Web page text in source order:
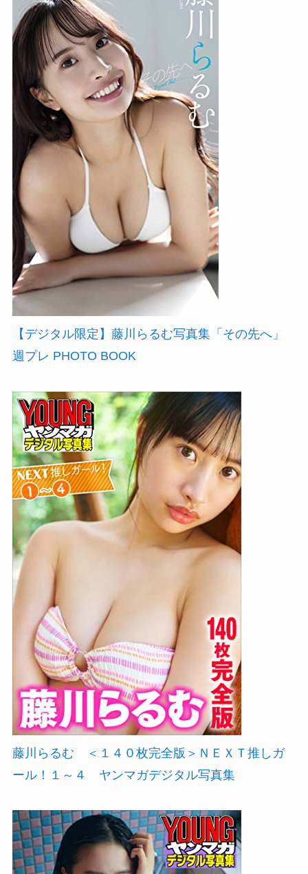
【デジタル限定】藤川らるむ写真集「その先へ」
週プレ PHOTO BOOK
藤川らるむ ＜１４０枚完全版＞ＮＥＸＴ推しガ
ール！１～４ ヤンマガデジタル写真集